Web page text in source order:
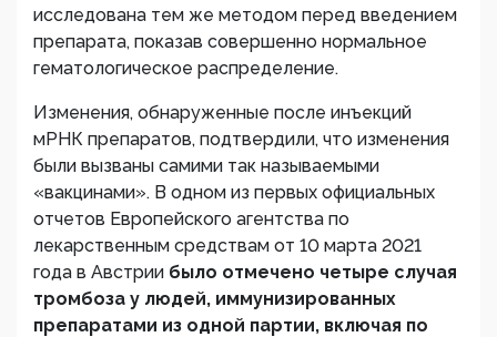
исследована тем же методом перед введением
препарата, показав совершенно нормальное
гематологическое распределение.
Изменения, обнаруженные после инъекций
мРНК препаратов, подтвердили, что изменения
были вызваны самими так называемыми
«вакцинами». В одном из первых официальных
отчетов Европейского агентства по
лекарственным средствам от 10 марта 2021
года в Австрии было отмечено четыре случая
тромбоза у людей, иммунизированных
препаратами из одной партии, включая по